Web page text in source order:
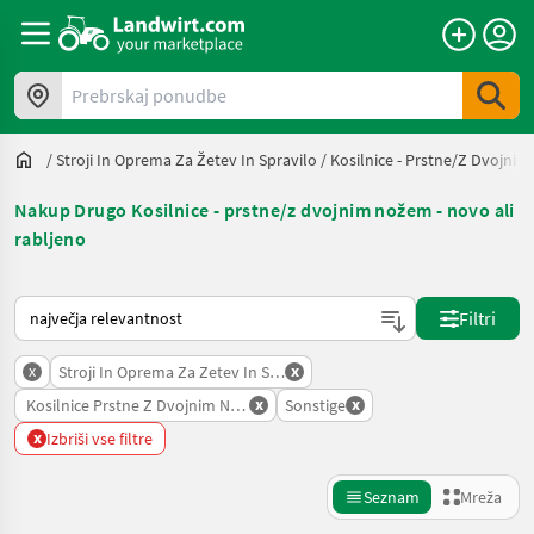
Prebrskaj ponudbe
/Stroji In Oprema Za Žetev In Spravilo / Kosilnice - Prstne/z Dvojnim
Nakup Drugo Kosilnice - prstne/z dvojnim nožem - novo ali
rabljeno
Tako je razvrščeno na Landwirt.com
Filtri
x Stroji In Oprema Za Zetev In Spravilo
x
Kosilnice Prstne Z Dvojnim Nozem
x Sonstige x
x Izbriši vse filtre
Seznam Mreža